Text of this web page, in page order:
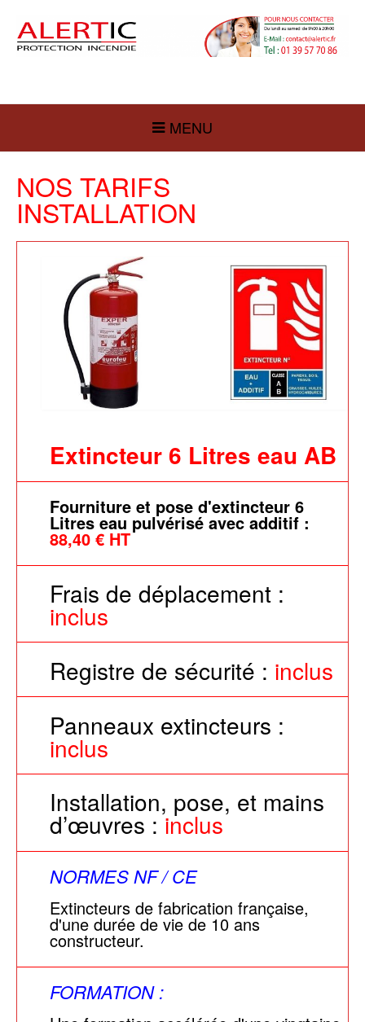
MENU
NOS TARIFS
INSTALLATION
Extincteur 6 Litres eau AB
Fourniture et pose d'extincteur 6
Litres eau pulvérisé avec additif :
88,40 € HT
Frais de déplacement :
inclus
Registre de sécurité : inclus
Panneaux extincteurs :
inclus
Installation, pose, et mains
d’œuvres :inclus
NORMES NF / CE
Extincteurs de fabrication française,
d'une durée de vie de 10 ans
constructeur.
FORMATION :